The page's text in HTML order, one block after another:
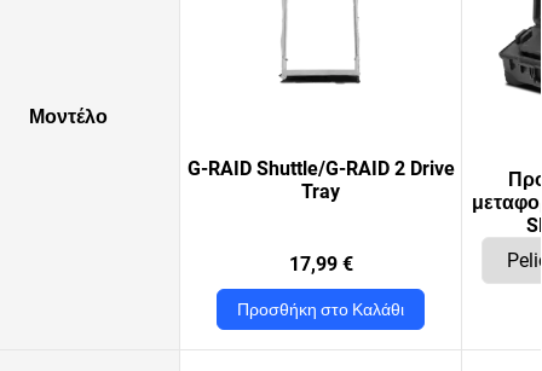
Μοντέλο
G-RAID Shuttle/G-RAID 2 Drive
Tray
17,99 €
Προσθήκη στο Καλάθι